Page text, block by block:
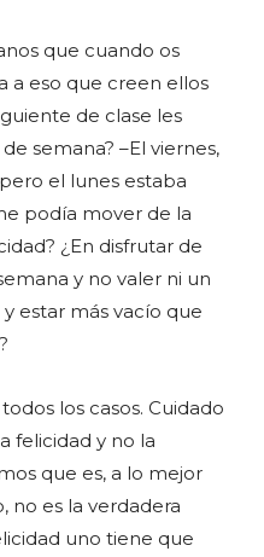
que cuando os
a eso que creen ellos
de clase les
semana? –El viernes,
el lunes estaba
podía mover de la
¿En disfrutar de
y no valer ni un
estar más vacío que
los casos. Cuidado
felicidad y no la
que es, a lo mejor
no es la verdadera
uno tiene que